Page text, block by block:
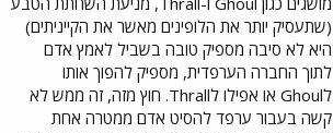
(שתעסיק יותר את הלופינים מאשר את הקייניתים)
היא לא סיבה מספיק טובה בשביל לאמץ אדם
לתוך החברה הערפדית, מספיק להפוך אותו
לGhoul או אפילו לThrall. חוץ מזה, זה ממש לא
קשה בעבור ערפד להסיט אדם ממטרה אחת